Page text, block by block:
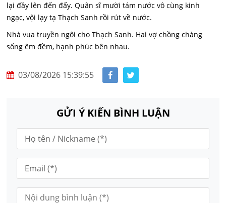
lại đầy lên đến đấy. Quân sĩ mười tám nước vô cùng kinh
ngạc, vội lạy tạ Thạch Sanh rồi rút về nước.
Nhà vua truyền ngôi cho Thạch Sanh. Hai vợ chồng chàng
sống êm đềm, hạnh phúc bên nhau.
03/08/2026 15:39:55
GỬI Ý KIẾN BÌNH LUẬN